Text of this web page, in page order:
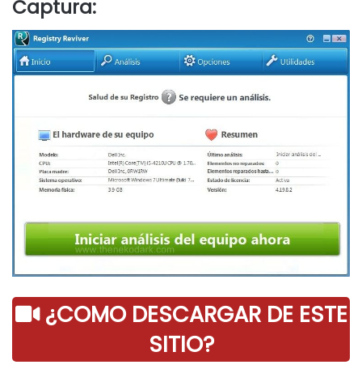
Captura:
¿COMO DESCARGAR DE ESTE
SITIO?